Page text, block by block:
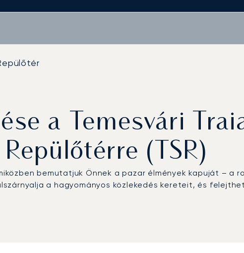
a Temesvári
(TSR)
bemutatjuk Önnek a pazar élmények kapuját – a
a hagyományos közlekedés kereteit, és